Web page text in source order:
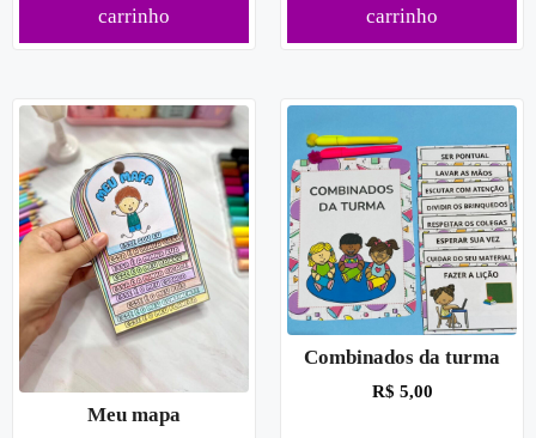
carrinho
carrinho
Meu mapa
Combinados da turma
R$ 5,00